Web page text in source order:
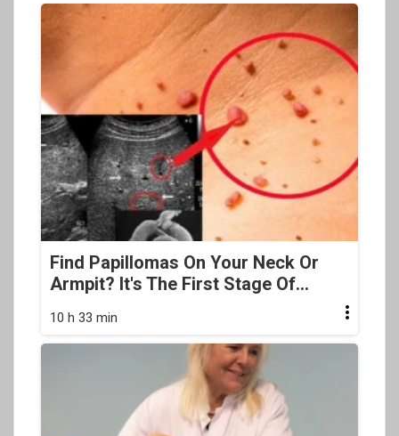
Find Papillomas On Your Neck Or
Armpit? It's The First Stage Of...
10 h 33 min